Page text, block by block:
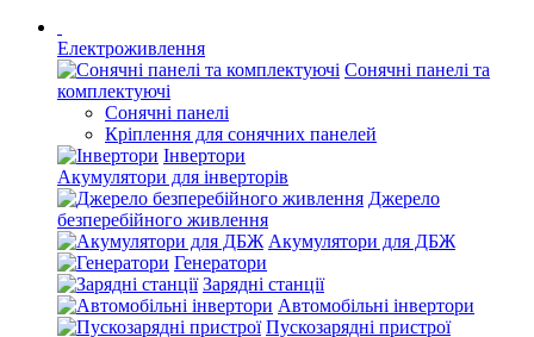
Електроживлення
Сонячні панелі та
комплектуючі
Сонячні панелі
Кріплення для сонячних панелей
Інвертори
Акумулятори для інверторів
Джерело
безперебійного живлення
Акумулятори для ДБЖ
Генератори
Зарядні станції
Автомобільні інвертори
Пускозарядні пристрої